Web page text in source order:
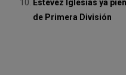
Estévez Iglesias ya
de Primera División